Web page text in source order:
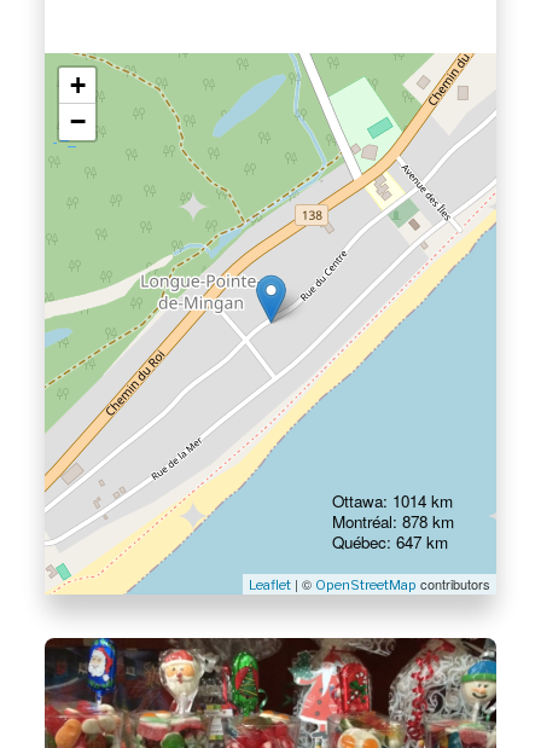
+
−
Leaflet| © OpenStreetMap contributors
Ottawa: 1014 km
Montréal: 878 km
Québec: 647 km